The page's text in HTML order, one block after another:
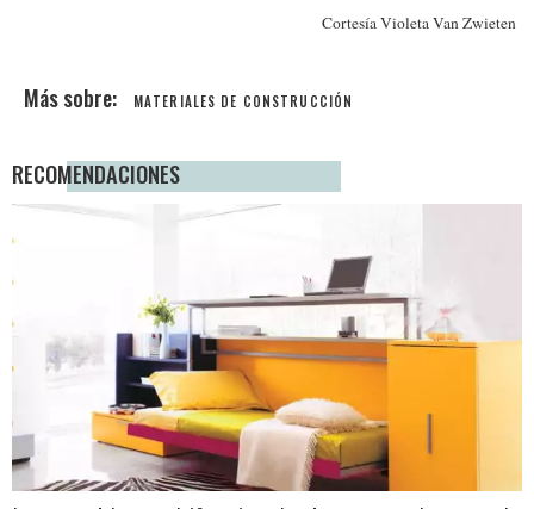
Cortesía Violeta Van Zwieten
MATERIALES DE CONSTRUCCIÓN
RECOMENDACIONES